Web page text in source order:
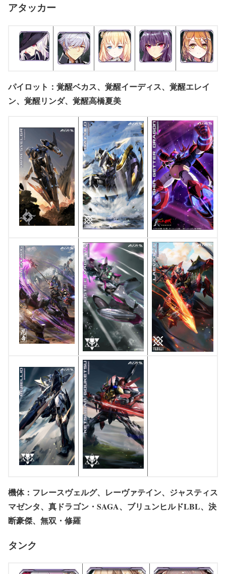
アタッカー
パイロット：覚醒ベカス、覚醒イーディス、覚醒エレイ
ン、覚醒リンダ、覚醒高橋夏美
機体：フレースヴェルグ、レーヴァテイン、ジャスティス
マゼンタ、真ドラゴン・SAGA、ブリュンヒルドLBL、決
断豪傑、無双・修羅
タンク